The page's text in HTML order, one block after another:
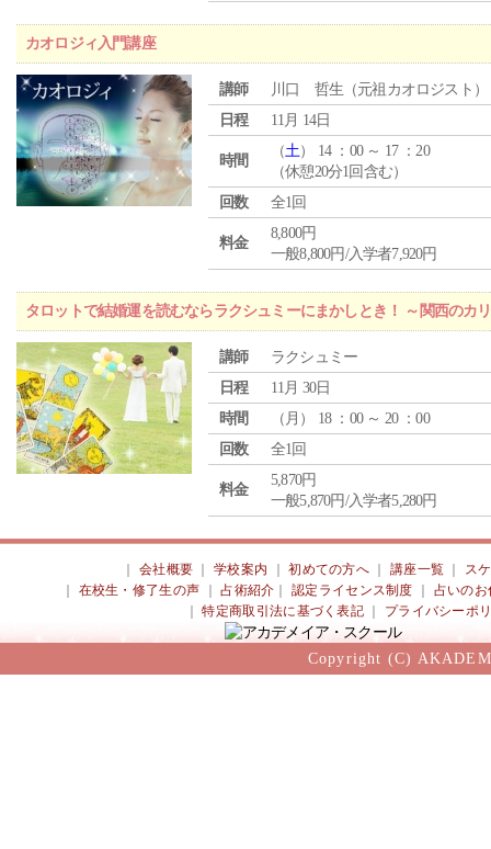
カオロジィ入門講座
講師
川口 哲生（元祖カオロジスト）
日程
11月 14日
時間
（土） 14 ：00 ～ 17 ：20
（休憩20分1回含む）
回数
全1回
料金
8,800円
一般8,800円/入学者7,920円
タロットで結婚運を読むならラクシュミーにまかしとき！ ～関西のカ
講師
ラクシュミー
日程
11月 30日
時間
（ 月 ） 18 ：00 ～ 20 ：00
回数
全1回
料金
5,870円
一般5,870円/入学者5,280円
会社概要 ｜学校案内 ｜初めての方へ 講座一覧
ス
在校生・修了生の声 ｜占術紹介 ｜認定ライセンス制度
占いのお
｜特定商取引法に基づく表記 プライバシーポ
Copyright (C)